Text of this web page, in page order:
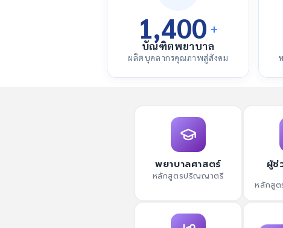
1,400 +
บัณฑิตพยาบาล
ผลิตบุคลากรคุณภาพสู่สังคม
พยาบาลศาสตร์
หลักสูตรปริญญาตรี
ผู้ช่
หลักสูต